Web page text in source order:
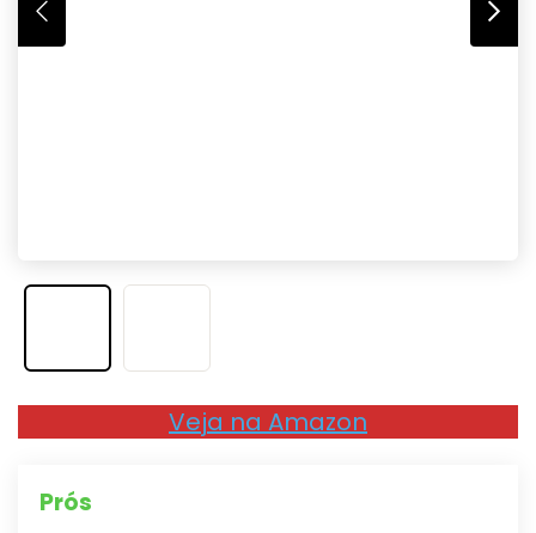
Veja na Amazon
Prós